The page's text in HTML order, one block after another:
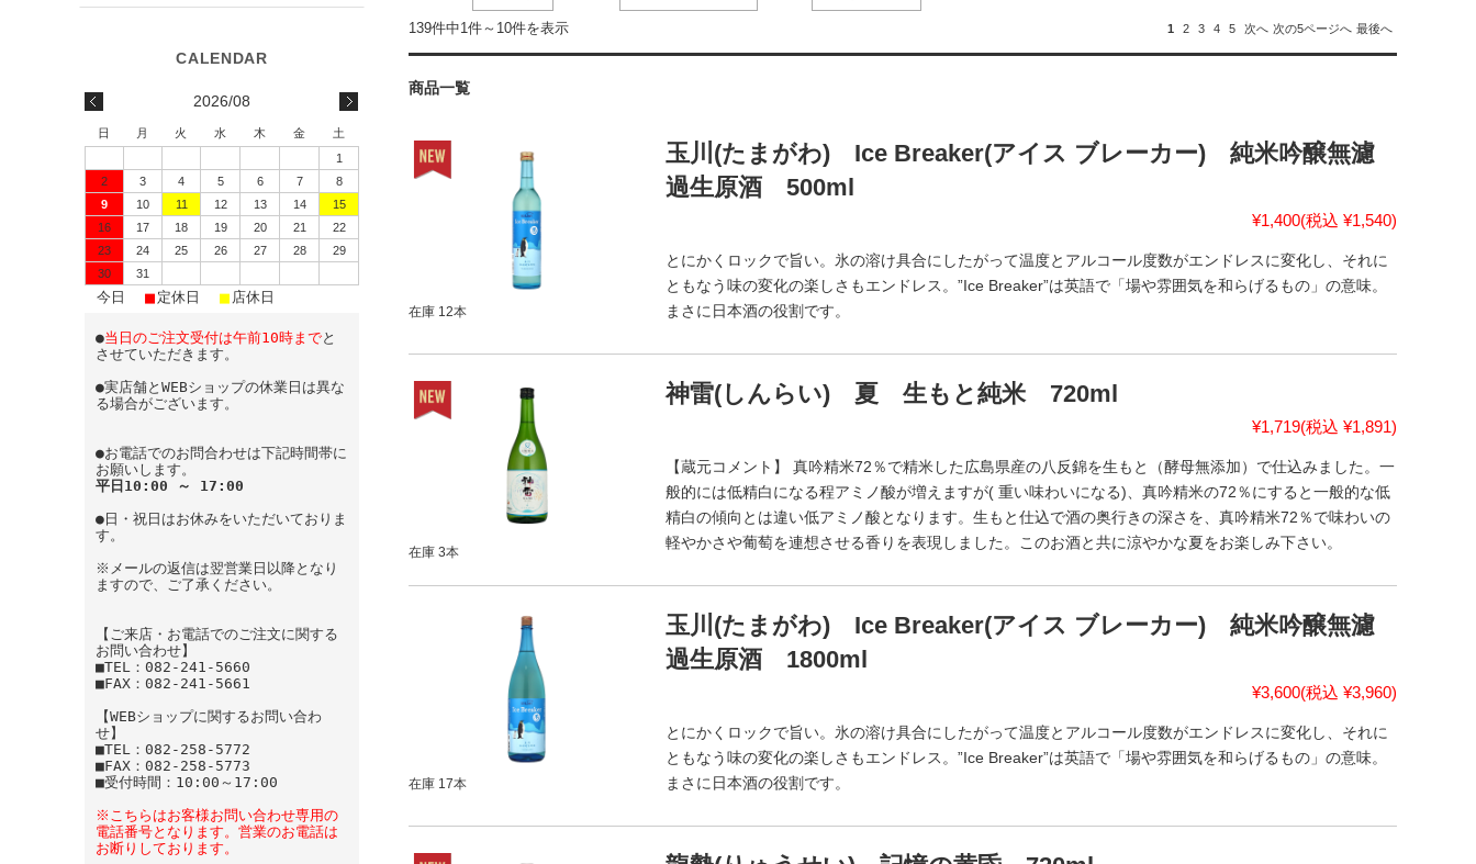
139件中1件～10件を表示 1 2 3 4 5 次へ 次の5ページへ 最後へ
商品一覧
在庫 12本
玉川(たまがわ) Ice Breaker(アイス ブレーカー) 純米吟醸無濾
過生原酒 500ml
¥1,400(税込 ¥1,540)
とにかくロックで旨い。氷の溶け具合にしたがって温度とアルコール度数がエンドレスに変化し、それに
ともなう味の変化の楽しさもエンドレス。”Ice Breaker”は英語で「場や雰囲気を和らげるもの」の意味。
まさに日本酒の役割です。
在庫 3本
神雷(しんらい) 夏 生もと純米 720ml
¥1,719(税込 ¥1,891)
【蔵元コメント】 真吟精米72％で精米した広島県産の八反錦を生もと（酵母無添加）で仕込みました。一
般的には低精白になる程アミノ酸が増えますが( 重い味わいになる)、真吟精米の72％にすると一般的な低
精白の傾向とは違い低アミノ酸となります。生もと仕込で酒の奥行きの深さを、真吟精米72％で味わいの
軽やかさや葡萄を連想させる香りを表現しました。このお酒と共に涼やかな夏をお楽しみ下さい。
在庫 17本
玉川(たまがわ) Ice Breaker(アイス ブレーカー) 純米吟醸無濾
過生原酒 1800ml
¥3,600(税込 ¥3,960)
とにかくロックで旨い。氷の溶け具合にしたがって温度とアルコール度数がエンドレスに変化し、それに
ともなう味の変化の楽しさもエンドレス。”Ice Breaker”は英語で「場や雰囲気を和らげるもの」の意味。
まさに日本酒の役割です。
日本酒-720ml・500ml
日本酒-300ml・360ml
日本酒-180ml
飲みきりサイズ
蔵元エコバッグ
2026/08
日 月 火 水 木 金
土
1
2
3 4 5 6 7
8
9
10 11 12 13 14
15
16
17 18 19 20 21
22
23
24 25 26 27 28
29
30
31
今日 ■ 定休日 ■ 店休日
●当日のご注文受付は午前10時までと
させていただきます。
●実店舗とWEBショップの休業日は異な
る場合がございます。
●お電話でのお問合わせは下記時間帯に
お願いします。
平日10:00 ～ 17:00
●日・祝日はお休みをいただいておりま
す。
※メールの返信は翌営業日以降となり
ますので、ご了承ください。
【ご来店・お電話でのご注文に関する
お問い合わせ】
■TEL：082-241-5660
■FAX：082-241-5661
【WEBショップに関するお問い合わ
せ】
■TEL：082-258-5772
■FAX：082-258-5773
■受付時間：10:00～17:00
※こちらはお客様お問い合わせ専用の
電話番号となります。営業のお電話は
お断りしております。